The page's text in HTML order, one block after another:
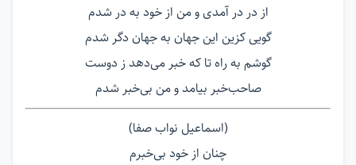
از در در آمدی و من از خود به در شدم
گویی کزین این جهان به جهان دگر شدم
گوشم به راه تا که خبر می‌دهد ز دوست
صاحب‌خبر بیامد و من بی‌خبر شدم
(اسماعیل نواب صفا)
چنان از خود بی‌خبرم